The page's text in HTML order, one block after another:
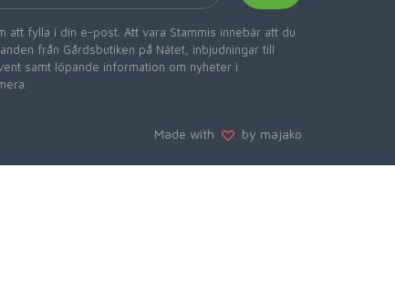
att fylla i din e-post. Att vara Stammis innebär att du
från Gårdsbutiken på Nätet, inbjudningar till
samt löpande information om nyheter i
Made with by majako